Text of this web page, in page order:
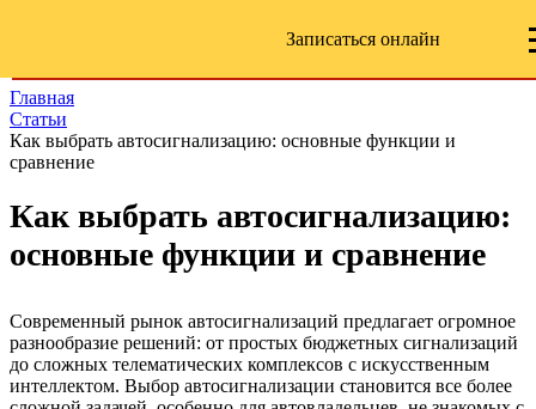
Записаться онлайн
Главная
Статьи
Как выбрать автосигнализацию: основные функции и
сравнение
Как выбрать автосигнализацию:
основные функции и сравнение
Современный рынок автосигнализаций предлагает огромное
разнообразие решений: от простых бюджетных сигнализаций
до сложных телематических комплексов с искусственным
интеллектом. Выбор автосигнализации становится все более